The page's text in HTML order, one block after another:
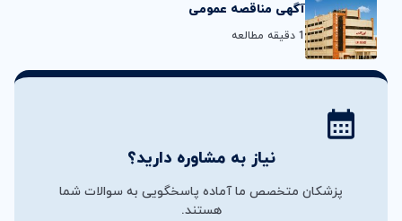
آگهی مناقصه عمومی
1 دقیقه مطالعه
نیاز به مشاوره دارید؟
پزشکان متخصص ما آماده پاسخگویی به سوالات شما
هستند.